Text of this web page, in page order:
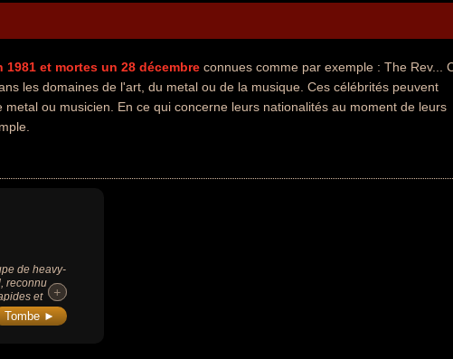
1981 et mortes un 28 décembre connues comme par exemple : The Rev...
les domaines de l'art, du metal ou de la musique. Ces célébrités peuvent
ou musicien. En ce qui concerne leurs nationalités au moment de leurs
de heavy-
reconnu
et
de sa
+
+
Tombe ►